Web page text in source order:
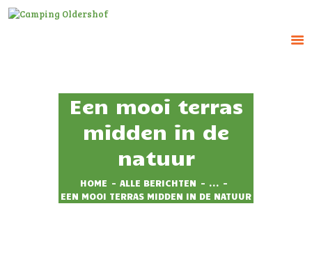
Een mooi terras
midden in de
natuur
HOME ALLE BERICHTEN
...
EEN MOOI TERRAS MIDDEN IN DE NATUUR
HUUR ACCOMMODATIE
RESERVEREN
TARIEVEN
IMPRESSIE